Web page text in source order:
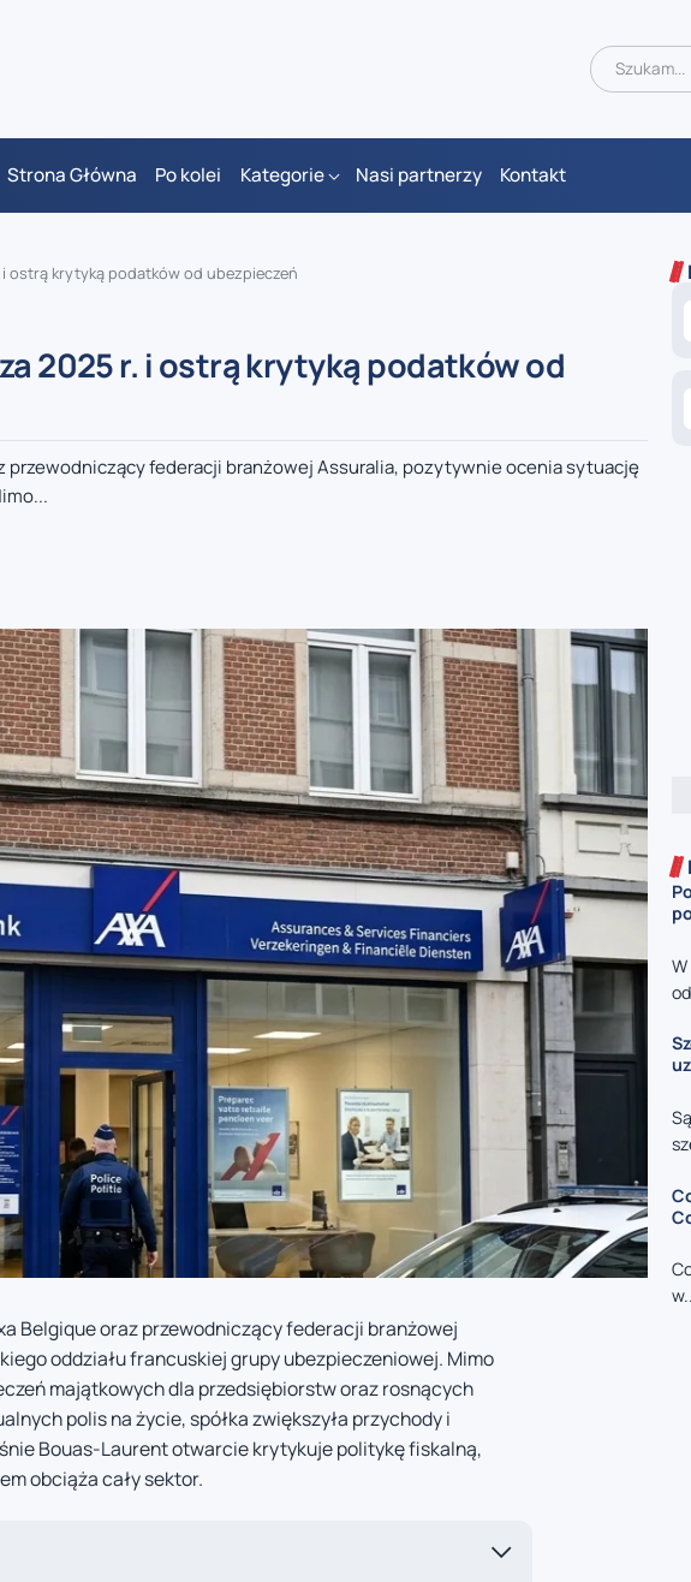
Strona Główna Po kolei Kategorie Nasi partnerzy Kontakt
ostrą krytyką podatków od ubezpieczeń
2025 r. i ostrą krytyką podatków od
przewodniczący federacji branżowej Assuralia, pozytywnie ocenia sytuację
Belgique oraz przewodniczący federacji branżowej
oddziału francuskiej grupy ubezpieczeniowej. Mimo
majątkowych dla przedsiębiorstw oraz rosnących
polis na życie, spółka zwiększyła przychody i
Bouas-Laurent otwarcie krytykuje politykę fiskalną,
obciąża cały sektor.